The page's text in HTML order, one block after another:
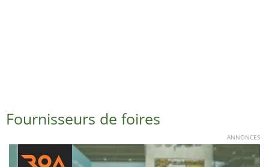
Fournisseurs de foires
ANNONCES